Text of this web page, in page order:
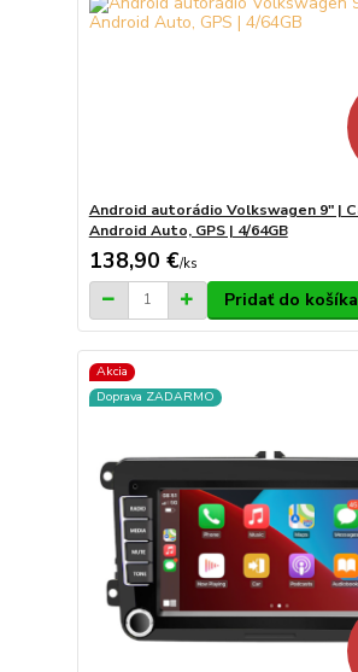
Android autorádio Volkswagen 9" |
Android Auto, GPS | 4/64GB
138,90 €/ks
Pridať do košíka
Akcia
Doprava ZADARMO